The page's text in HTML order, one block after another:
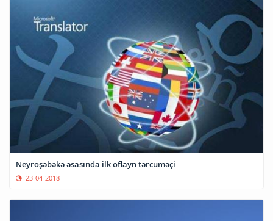
Neyroşəbəkə əsasında ilk oflayn tərcüməçi
23-04-2018